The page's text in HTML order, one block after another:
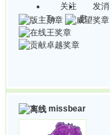
关注
Ta
发消
息
missbear